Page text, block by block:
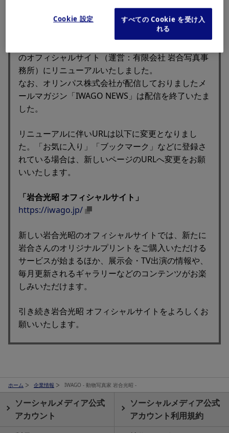
き、ありがとうございます。
本コンテンツ「IWAGO - 動物写真家 岩合光昭 -」
のオフィシャルサイト（運営：有限会社 岩合写真事
務所）にリニューアルいたしました。
なお、オリンパス株式会社が配信しておりましたメ
ールマガジン「IWAGO NEWS」は配信を終了いたま
した。
リニューアルに伴いURLは以下に変更となりまし
た。「お気に入り」「ブックマーク」などに登録さ
れている場合は、新しいページのURLへ変更をお願
いいたします。
「岩合光昭 オフィシャルサイト」
https://iwago.jp/
新しい岩合光昭のオフィシャルサイトでは、新たに
岩合さんのオリジナルプリントをご購入いただける
サービスが始まるほか、展示会・TV出演の情報や、
毎月更新されるギャラリーなどのコンテンツがお楽
しみいただけます。
引き続き岩合光昭 オフィシャルサイトをよろしくお
願いいたします。
ホーム 企業情報 IWAGO - 動物写真家 岩合光昭 -
ソーシャルメディア公式
アカウント
ソーシャルメディア公式
アカウント利用規約
Cookie 設定
すべての Cookie を受け入
れる